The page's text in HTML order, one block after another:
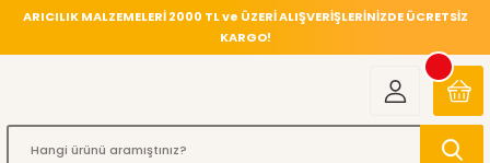
ARICILIK MALZEMELERİ 2000 TL ve ÜZERİ ALIŞVERİŞLERİNİZDE ÜCRETSİZ
KARGO!